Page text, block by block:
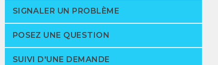
SIGNALER UN PROBLÈME
POSEZ UNE QUESTION
SUIVI D'UNE DEMANDE